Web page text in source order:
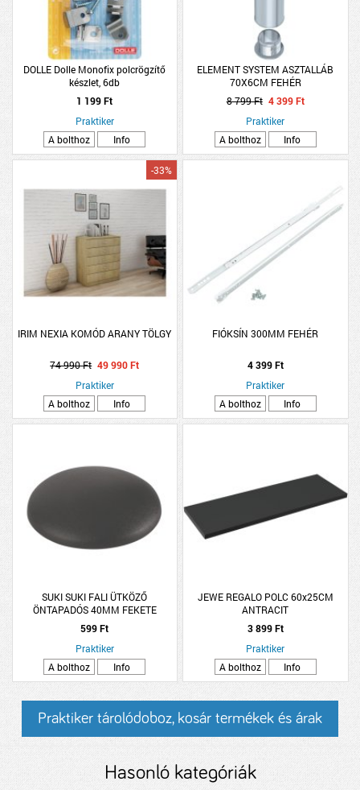
DOLLE Dolle Monofix polcrögzítő
készlet, 6db
1 199 Ft
Praktiker
A bolthoz
Info
ELEMENT SYSTEM ASZTALLÁB
70X6CM FEHÉR
8 799 Ft 4 399 Ft
Praktiker
A bolthoz
Info
IRIM NEXIA KOMÓD ARANY TÖLGY
-33%
74 990 Ft 49 990 Ft
Praktiker
A bolthoz
Info
FIÓKSÍN 300MM FEHÉR
4 399 Ft
Praktiker
A bolthoz
Info
SUKI SUKI FALI ÜTKÖZŐ
ÖNTAPADÓS 40MM FEKETE
2DB/CSOMAG
599 Ft
Praktiker
A bolthoz
Info
JEWE REGALO POLC 60x25CM
ANTRACIT
3 899 Ft
Praktiker
A bolthoz
Info
Praktiker tárolódoboz, kosár termékek és árak
Hasonló kategóriák